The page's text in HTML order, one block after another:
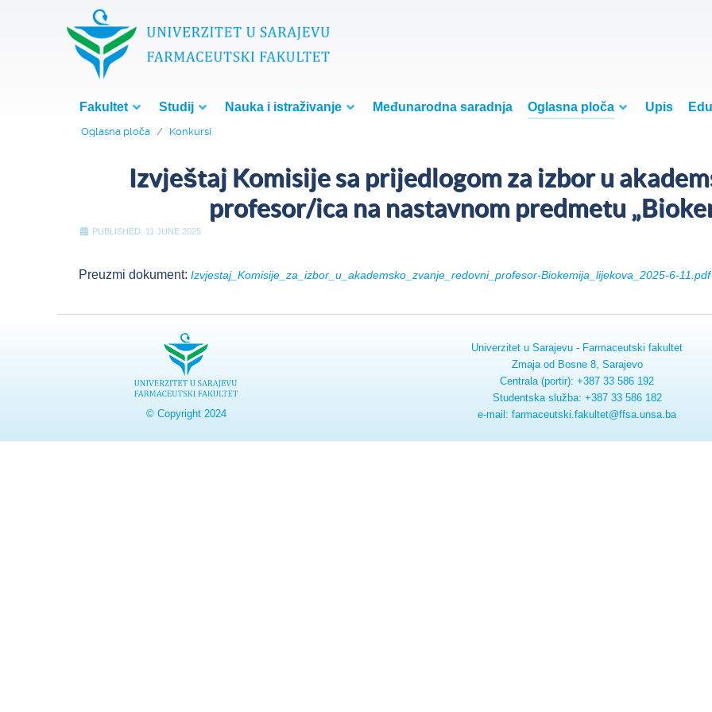
Fakultet Studij Nauka i istraživanje Međunarodna saradnja Oglasna ploča Upis
Oglasna ploča Konkursi
Izvještaj Komisije sa prijedlogom za izbor u
profesor/ica na nastavnom predmetu
PUBLISHED: 11 JUNE 2025
Preuzmi dokument: Izvjestaj_Komisije_za_izbor_u_akademsko_zvanje_redovni_profesor-Biokemija_lijekova_2025-6-11.pdf
© Copyright 2024
Univerzitet u Sarajevu - Farmaceutski fakultet
Zmaja od Bosne 8, Sarajevo
Centrala (portir): +387 33 586 192
Studentska služba: +387 33 586 182
e-mail: farmaceutski.fakultet@ffsa.unsa.ba